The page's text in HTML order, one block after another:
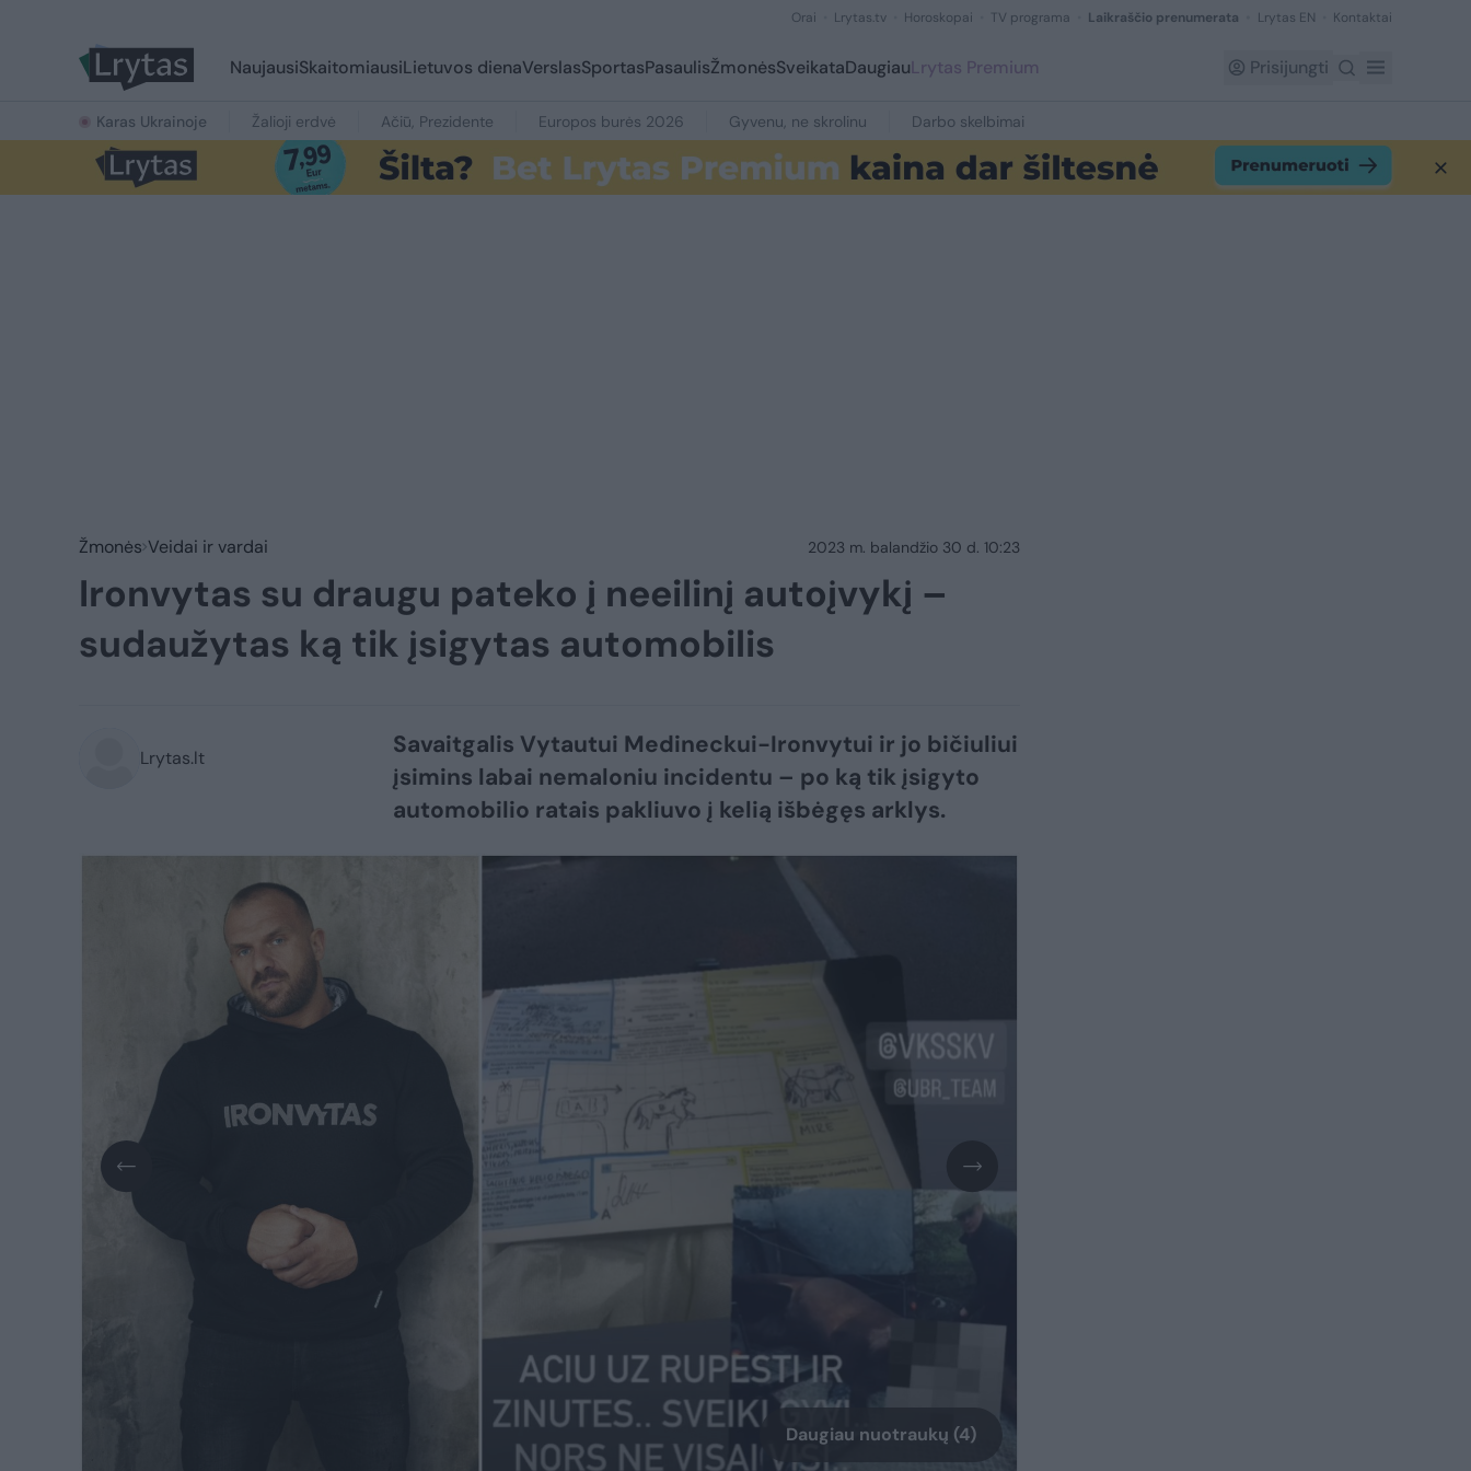
Orai Lrytas.tv Horoskopai TV programa Laikraščio prenumerata Lrytas EN Kontaktai
NaujausiSkaitomiausiLietuvos dienaVerslasSportasPasaulisŽmonėsSveikataDaugiauLrytas Premium Prisijungti
Karas Ukrainoje Žalioji erdvė Ačiū, Prezidente Europos burės 2026 Gyvenu, ne skrolinu Darbo skelbimai
Žmonės Veidai ir vardai 2023 m. balandžio 30 d. 10:23
Ironvytas su draugu pateko į neeilinį autoįvykį –
sudaužytas ką tik įsigytas automobilis
Lrytas.lt
Savaitgalis Vytautui Medineckui-Ironvytui ir jo bičiuliui
įsimins labai nemaloniu incidentu – po ką tik įsigyto
automobilio ratais pakliuvo į kelią išbėgęs arklys.
Daugiau nuotraukų (4)